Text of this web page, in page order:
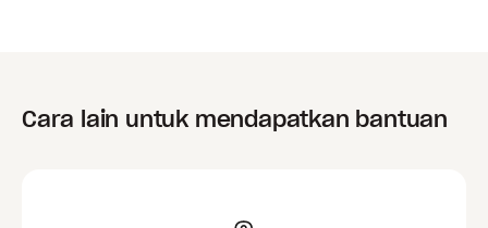
Cara lain untuk mendapatkan bantuan